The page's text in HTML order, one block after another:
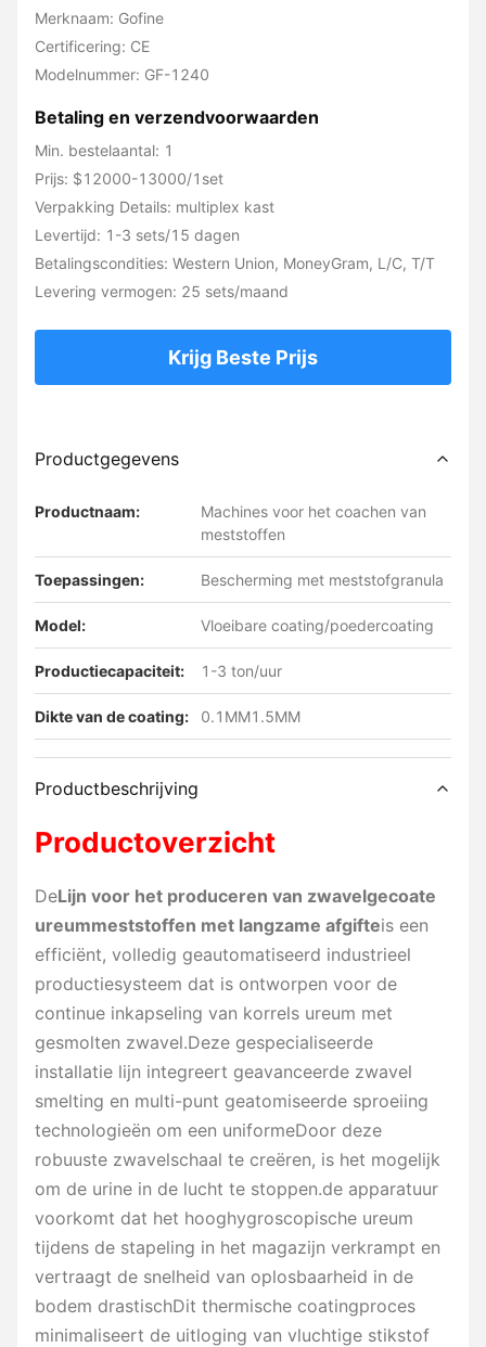
Merknaam: Gofine
Certificering: CE
Modelnummer: GF-1240
Betaling en verzendvoorwaarden
Min. bestelaantal: 1
Prijs: $12000-13000/1set
Verpakking Details: multiplex kast
Levertijd: 1-3 sets/15 dagen
Betalingscondities: Western Union, MoneyGram, L/C, T/T
Levering vermogen: 25 sets/maand
Krijg Beste Prijs
Productgegevens
Productnaam:
Machines voor het coachen van
meststoffen
Toepassingen: Bescherming met meststofgranula
Model: Vloeibare coating/poedercoating
Productiecapaciteit: 1-3 ton/uur
Dikte van de coating: 0.1MM1.5MM
Productbeschrijving
Productoverzicht
DeLijn voor het produceren van zwavelgecoate
ureummeststoffen met langzame afgifteis een
efficiënt, volledig geautomatiseerd industrieel
productiesysteem dat is ontworpen voor de
continue inkapseling van korrels ureum met
gesmolten zwavel.Deze gespecialiseerde
installatie lijn integreert geavanceerde zwavel
smelting en multi-punt geatomiseerde sproeiing
technologieën om een uniformeDoor deze
robuuste zwavelschaal te creëren, is het mogelijk
om de urine in de lucht te stoppen.de apparatuur
voorkomt dat het hooghygroscopische ureum
tijdens de stapeling in het magazijn verkrampt en
vertraagt de snelheid van oplosbaarheid in de
bodem drastischDit thermische coatingproces
minimaliseert de uitloging van vluchtige stikstof